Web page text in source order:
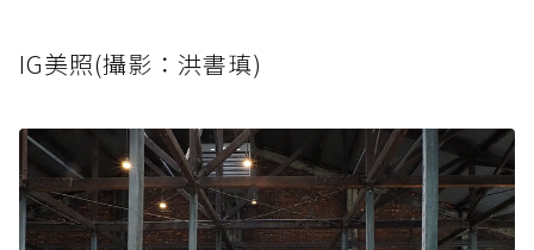
IG美照(攝影：洪書瑱)